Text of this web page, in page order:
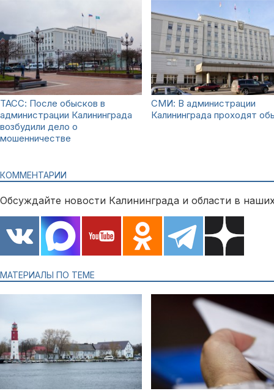
ТАСС: После обысков в
администрации Калининграда
возбудили дело о
мошенничестве
СМИ: В администрации
Калининграда проходят
КОММЕНТАРИИ
Обсуждайте новости Калининграда и области в
МАТЕРИАЛЫ ПО ТЕМЕ